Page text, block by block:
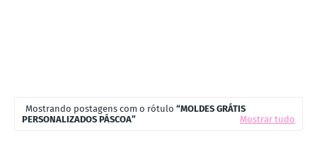
Mostrando postagens com o rótulo
MOLDES GRÁTIS
PERSONALIZADOS PÁSCOA
Mostrar tudo